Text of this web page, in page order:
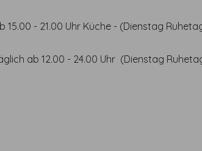
15.00 - 21.00 Uhr Küche - (Dienstag
ab 12.00 - 24.00 Uhr (Dienstag